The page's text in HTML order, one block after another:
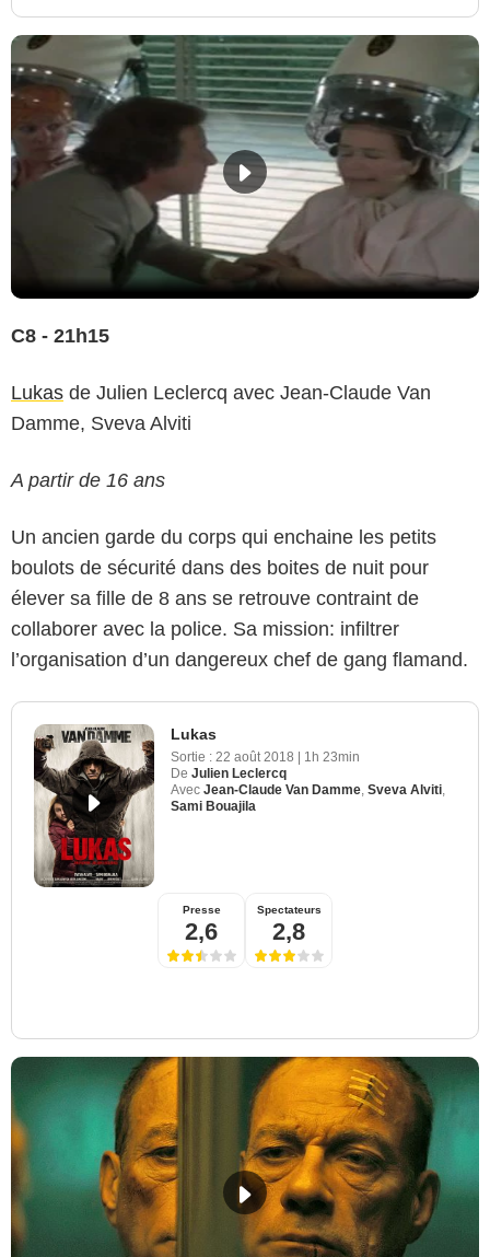
C8 - 21h15
Lukas de Julien Leclercq avec Jean-Claude Van
Damme, Sveva Alviti
A partir de 16 ans
Un ancien garde du corps qui enchaine les petits
boulots de sécurité dans des boites de nuit pour
élever sa fille de 8 ans se retrouve contraint de
collaborer avec la police. Sa mission: infiltrer
l’organisation d’un dangereux chef de gang flamand.
Lukas
Sortie : 22 août 2018
1h 23min
De Julien Leclercq
Avec Jean-Claude Van Damme, Sveva Alviti,
Sami Bouajila
Presse
2,6
Spectateurs
2,8